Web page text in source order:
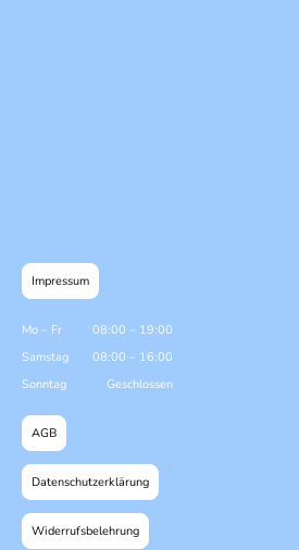
Impressum
Mo – Fr 08:00 – 19:00
Samstag
08:00 – 16:00
Sonntag
Geschlossen
AGB
Datenschutzerklärung
Widerrufsbelehrung